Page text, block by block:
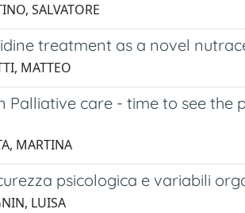
SALVATORE
treatment as a novel
MATTEO
Palliative care - time to see the
MARTINA
psicologica e variabili
LUISA